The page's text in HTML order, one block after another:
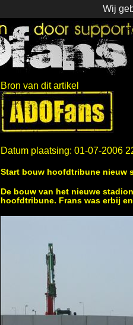
Wij
Bron van dit artikel
Datum plaatsing: 01-07-2006
Start bouw hoofdtribune nieuw
De bouw van het nieuwe
hoofdtribune. Frans was erbij